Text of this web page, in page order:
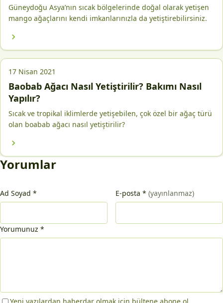
Güneydoğu Asya’nın sıcak bölgelerinde doğal olarak yetişen
mango ağaçlarını kendi imkanlarınızla da yetiştirebilirsiniz.
17 Nisan 2021
Baobab Ağacı Nasıl Yetiştirilir? Bakımı Nasıl
Yapılır?
Sıcak ve tropikal iklimlerde yetişebilen, çok özel bir ağaç türü
olan boabab ağacı nasıl yetiştirilir?
Yorumlar
Ad Soyad * E-posta * (yayınlanmaz)
Yorumunuz *